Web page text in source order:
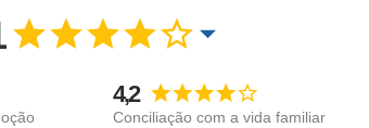
4,2
Conciliação com a vida familiar